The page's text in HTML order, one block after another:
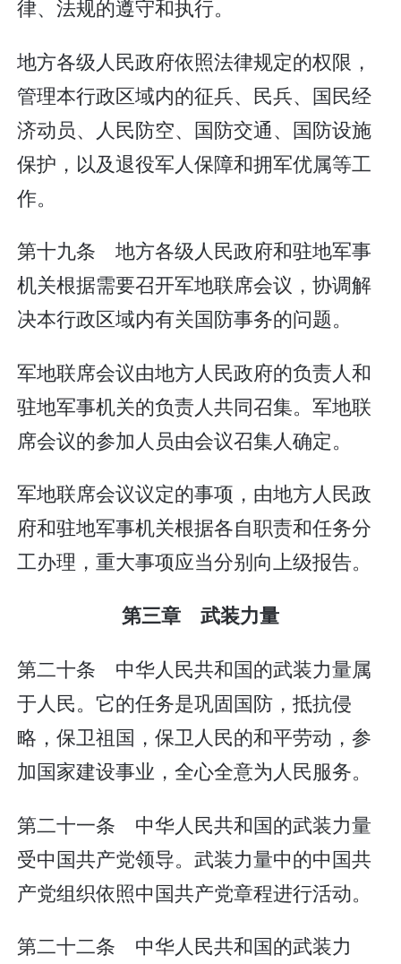
律、法规的遵守和执行。
地方各级人民政府依照法律规定的权限，
管理本行政区域内的征兵、民兵、国民经
济动员、人民防空、国防交通、国防设施
保护，以及退役军人保障和拥军优属等工
作。
第十九条 地方各级人民政府和驻地军事
机关根据需要召开军地联席会议，协调解
决本行政区域内有关国防事务的问题。
军地联席会议由地方人民政府的负责人和
驻地军事机关的负责人共同召集。军地联
席会议的参加人员由会议召集人确定。
军地联席会议议定的事项，由地方人民政
府和驻地军事机关根据各自职责和任务分
工办理，重大事项应当分别向上级报告。
第三章 武装力量
第二十条 中华人民共和国的武装力量属
于人民。它的任务是巩固国防，抵抗侵
略，保卫祖国，保卫人民的和平劳动，参
加国家建设事业，全心全意为人民服务。
第二十一条 中华人民共和国的武装力量
受中国共产党领导。武装力量中的中国共
产党组织依照中国共产党章程进行活动。
第二十二条 中华人民共和国的武装力